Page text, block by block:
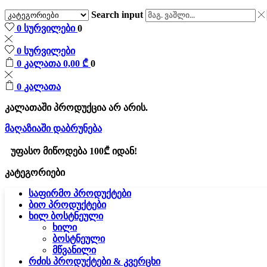
Search input
0 სურვილები0
0 სურვილები
0 კალათა 0,00 ₾ 0
0 კალათა
კალათაში პროდუქცია არ არის.
მაღაზიაში დაბრუნება
უფასო მიწოდება 100₾ იდან!
კატეგორიები
საფირმო პროდუქტები
ბიო პროდუქტები
ხილ ბოსტნეული
ხილი
ბოსტნეული
მწვანილი
რძის პროდუქტები & კვერცხი